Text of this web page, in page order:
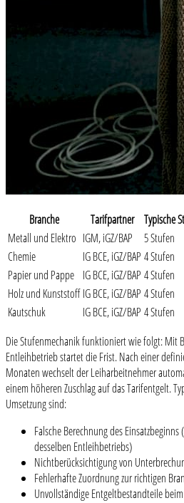
Branche Tarifpartner Typische
Metall und Elektro IGM, iGZ/BAP 5 Stufen
Chemie
IG BCE, iGZ/BAP 4 Stufen
Papier und Pappe IG BCE, iGZ/BAP 4 Stufen
Holz und Kunststoff IG BCE, iGZ/BAP 4 Stufen
Kautschuk
IG BCE, iGZ/BAP 4 Stufen
Die Stufenmechanik funktioniert wie folgt: Mit
Entleihbetrieb startet die Frist. Nach einer
Monaten wechselt der Leiharbeitnehmer
einem höheren Zuschlag auf das Tarifentgelt.
Umsetzung sind:
Falsche Berechnung des
desselben Entleihbetriebs)
Nichtberücksichtigung von
Fehlerhafte Zuordnung zur richtigen
Unvollständige Entgeltbestandteile